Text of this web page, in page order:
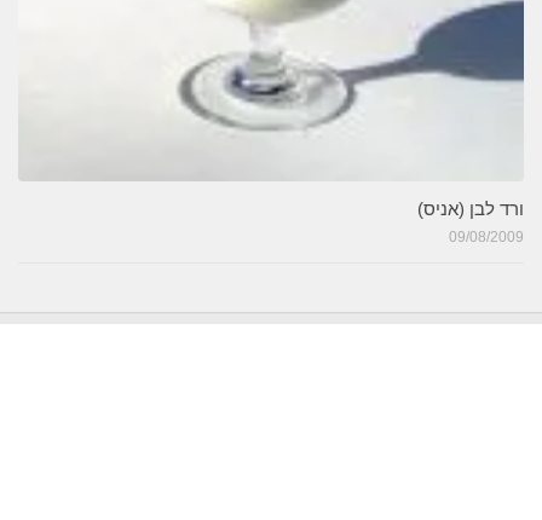
ורד לבן (אניס)
09/08/2009